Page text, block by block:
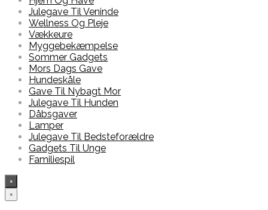
Julegave Til Veninde
Wellness Og Pleje
Vækkeure
Myggebekæmpelse
Sommer Gadgets
Mors Dags Gave
Hundeskåle
Gave Til Nybagt Mor
Julegave Til Hunden
Dåbsgaver
Lamper
Julegave Til Bedsteforældre
Gadgets Til Unge
Familiespil
×
×